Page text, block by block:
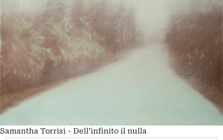
Samantha Torrisi - Dell’infinito il nulla